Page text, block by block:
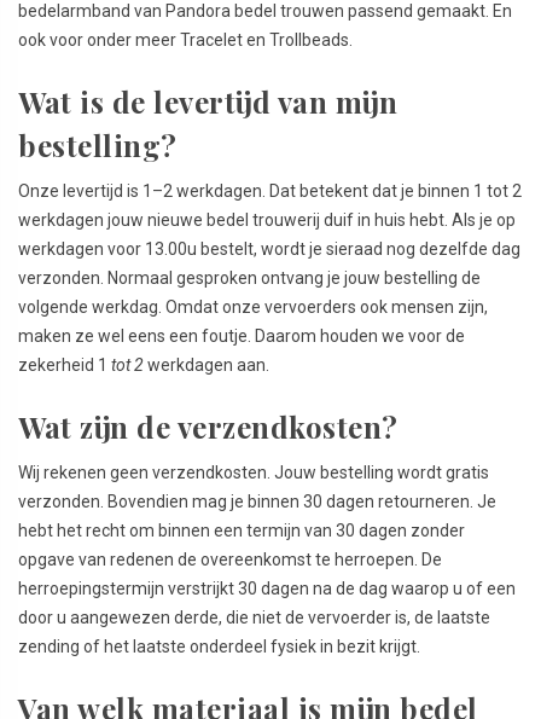
bedelarmband van Pandora bedel trouwen passend gemaakt. En
ook voor onder meer Tracelet en Trollbeads.
Wat is de levertijd van mijn
bestelling?
Onze levertijd is 1–2 werkdagen. Dat betekent dat je binnen 1 tot 2
werkdagen jouw nieuwe bedel trouwerij duif in huis hebt. Als je op
werkdagen voor 13.00u bestelt, wordt je sieraad nog dezelfde dag
verzonden. Normaal gesproken ontvang je jouw bestelling de
volgende werkdag. Omdat onze vervoerders ook mensen zijn,
maken ze wel eens een foutje. Daarom houden we voor de
zekerheid 1 tot 2werkdagen aan.
Wat zijn de verzendkosten?
Wij rekenen geen verzendkosten. Jouw bestelling wordt gratis
verzonden. Bovendien mag je binnen 30 dagen retourneren. Je
hebt het recht om binnen een termijn van 30 dagen zonder
opgave van redenen de overeenkomst te herroepen. De
herroepingstermijn verstrijkt 30 dagen na de dag waarop u of een
door u aangewezen derde, die niet de vervoerder is, de laatste
zending of het laatste onderdeel fysiek in bezit krijgt.
Van welk materiaal is mijn bedel